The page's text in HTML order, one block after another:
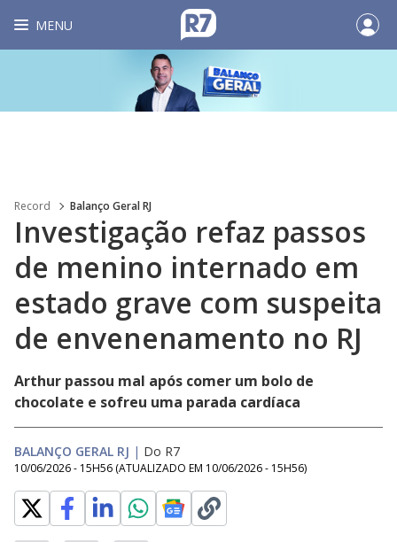
MENU
Record Balanço Geral RJ
Investigação refaz passos
de menino internado em
estado grave com suspeita
de envenenamento no RJ
Arthur passou mal após comer um bolo de
chocolate e sofreu uma parada cardíaca
BALANÇO GERAL RJ | Do R7
10/06/2026 - 15H56 (ATUALIZADO EM 10/06/2026 - 15H56)